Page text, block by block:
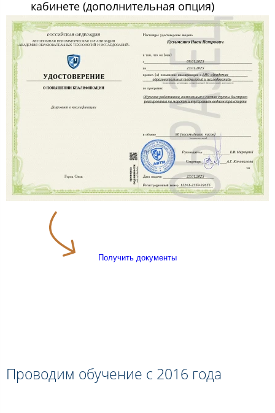
кабинете (дополнительная опция)
Получить документы
Проводим обучение с 2016 года